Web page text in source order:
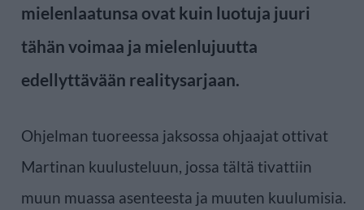
mielenlaatunsa ovat kuin luotuja juuri
tähän voimaa ja mielenlujuutta
edellyttävään realitysarjaan.
Ohjelman tuoreessa jaksossa ohjaajat ottivat
Martinan kuulusteluun, jossa tältä tivattiin
muun muassa asenteesta ja muuten kuulumisia.